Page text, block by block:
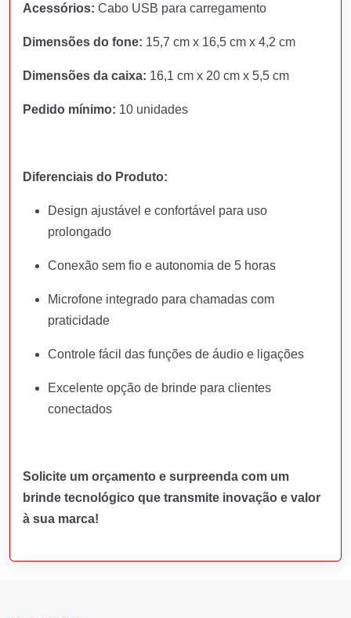
Acessórios: Cabo USB para carregamento
Dimensões do fone: 15,7 cm x 16,5 cm x 4,2 cm
Dimensões da caixa: 16,1 cm x 20 cm x 5,5 cm
Pedido mínimo: 10 unidades
Diferenciais do Produto:
Design ajustável e confortável para uso
prolongado
Conexão sem fio e autonomia de 5 horas
Microfone integrado para chamadas com
praticidade
Controle fácil das funções de áudio e ligações
Excelente opção de brinde para clientes
conectados
Solicite um orçamento e surpreenda com um
brinde tecnológico que transmite inovação e valor
à sua marca!